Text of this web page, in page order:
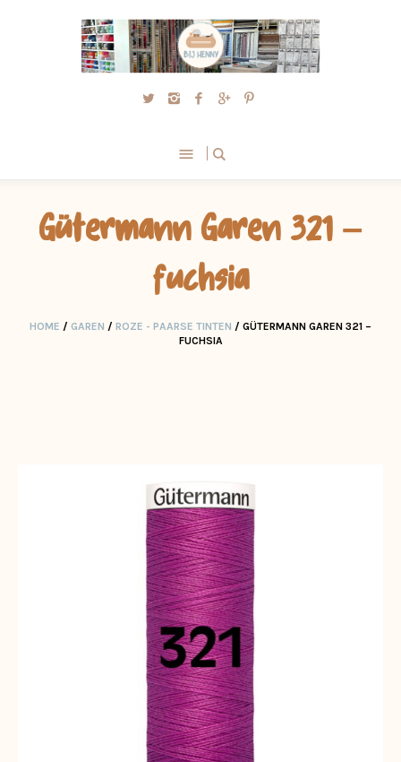
Gütermann Garen 321 –
fuchsia
HOME / GAREN / ROZE - PAARSE TINTEN / GÜTERMANN GAREN 321 –
FUCHSIA